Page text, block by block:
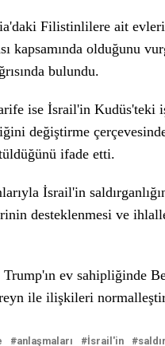
Filistinlilere ait evleri
kapsamında olduğunu
bulundu.
ise İsrail'in Kudüs'teki
değiştirme
ifade etti.
İsrail'in
desteklenmesi ve
ev sahipliğinde
ile ilişkileri
anlaşmaları İsrail'in